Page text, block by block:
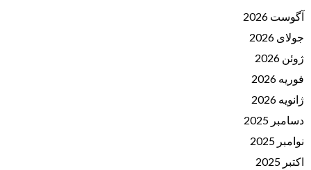
آگوست 2026
جولای 2026
ژوئن 2026
فوریه 2026
ژانویه 2026
دسامبر 2025
نوامبر 2025
اکتبر 2025